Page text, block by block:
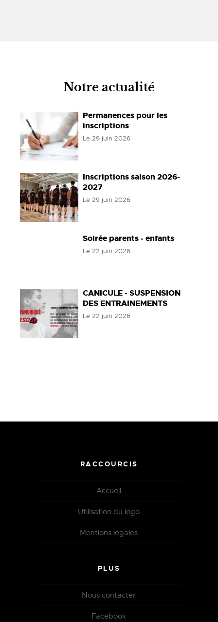
Notre actualité
Permanences pour les
inscriptions
Le 29 juin 2026
Inscriptions saison 2026-
2027
Le 29 juin 2026
Soirée parents - enfants
Le 22 juin 2026
CANICULE - SUSPENSION
DES ENTRAINEMENTS
Le 22 juin 2026
RACCOURCIS
Accueil
Utilisation du logo
Mentions légales
PLUS
Nous contacter
Facebook